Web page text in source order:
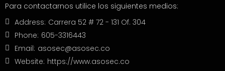
Para contactarnos utilice los siguientes medios:
Address: Carrera 52 # 72 - 131 Of. 304
Phone: 605-3316443
Email: asosec@asosec.co
Website: https://www.asosec.co